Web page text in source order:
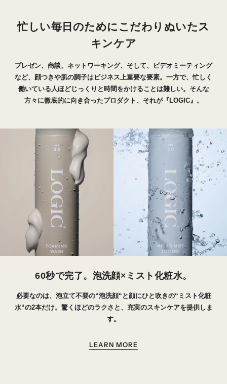
忙しい毎日のためにこだわりぬいたス
キンケア
プレゼン、商談、ネットワーキング、そして、ビデオミーティング
など、顔つきや肌の調子はビジネス上重要な要素。一方で、忙しく
働いている人ほどじっくりと時間をかけることは難しい。そんな
方々に徹底的に向き合ったプロダクト、それが『LOGIC』。
60秒で完了。泡洗顔×ミスト化粧水。
必要なのは、泡立て不要の“泡洗顔“と顔にひと吹きの“ミスト化粧
水“の2本だけ。驚くほどのラクさと、充実のスキンケアを提供しま
す。
LEARN MORE